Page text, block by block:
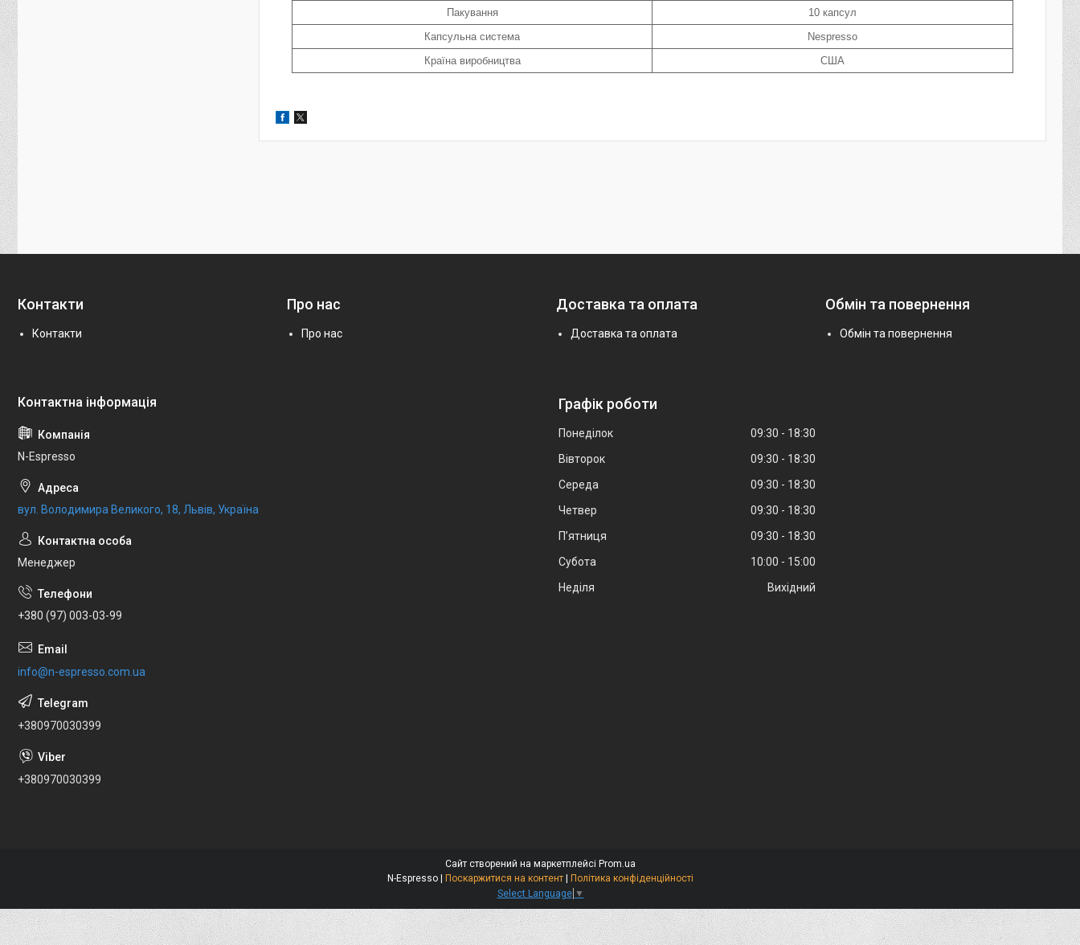
Пакування
10 капсул
Капсульна система
Nespresso
Країна виробництва
США
Контакти
Контакти
Про нас
Про нас
Доставка та оплата
Доставка та оплата
Обмін та повернення
Обмін та повернення
N-Espresso
вул. Володимира Великого, 18, Львів, Україна
Менеджер
+380 (97) 003-03-99
info@n-espresso.com.ua
+380970030399
+380970030399
Графік роботи
Понеділок 09:30
18:30
Вівторок
09:30
18:30
Середа
09:30
18:30
Четвер
09:30
18:30
Пʼятниця
09:30
18:30
Субота
10:00
15:00
Неділя
Вихідний
Сайт створений на маркетплейсі Prom.ua
N-Espresso | Поскаржитися на контент | Політика конфіденційності
Select Language ▼